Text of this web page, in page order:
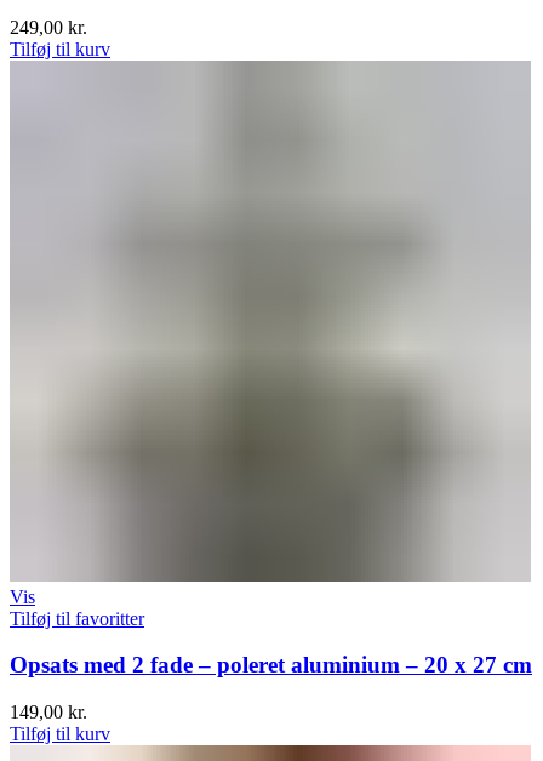
249,00 kr.
Tilføj til kurv
Vis
Tilføj til favoritter
Opsats med 2 fade – poleret aluminium – 20 x 27 cm
149,00 kr.
Tilføj til kurv